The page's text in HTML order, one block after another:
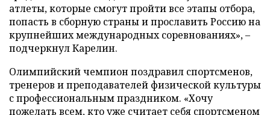
атлеты, которые смогут пройти все этапы отбора,
попасть в сборную страны и прославить Россию на
крупнейших международных соревнованиях», –
подчеркнул Карелин.
Олимпийский чемпион поздравил спортсменов,
тренеров и преподавателей физической культуры
с профессиональным праздником. «Хочу
пожелать всем, кто уже считает себя спортсменом